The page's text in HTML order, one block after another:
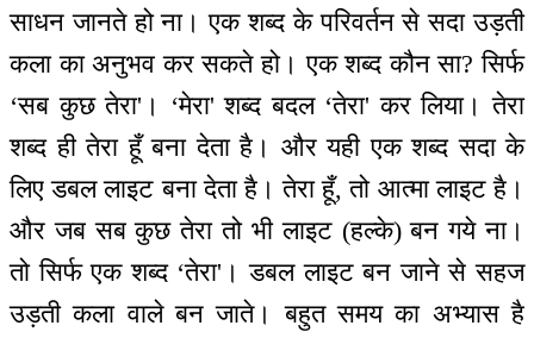
साधन जानते हो ना। एक शब्द के परिवर्तन से सदा उड़ती
कला का अनुभव कर सकते हो। एक शब्द कौन सा? सिर्फ
‘सब कुछ तेरा'। ‘मेरा' शब्द बदल ‘तेरा' कर लिया। तेरा
शब्द ही तेरा हूँ बना देता है। और यही एक शब्द सदा के
लिए डबल लाइट बना देता है। तेरा हूँ, तो आत्मा लाइट है।
और जब सब कुछ तेरा तो भी लाइट (हल्के) बन गये ना।
तो सिर्फ एक शब्द ‘तेरा'। डबल लाइट बन जाने से सहज
उड़ती कला वाले बन जाते। बहुत समय का अभ्यास है